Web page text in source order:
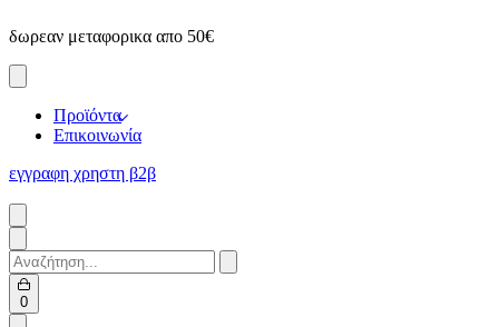
to
δωρεαν μεταφορικα απο 50€
Προϊόντα
Επικοινωνία
εγγραφη χρηστη β2β
Search
for:
0Open
cart